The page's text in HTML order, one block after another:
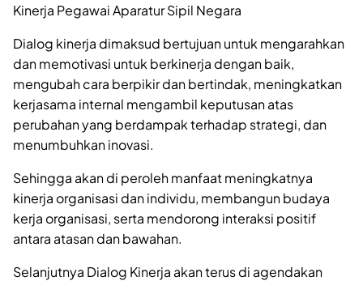
Kinerja Pegawai Aparatur Sipil Negara
Dialog kinerja dimaksud bertujuan untuk mengarahkan
dan memotivasi untuk berkinerja dengan baik,
mengubah cara berpikir dan bertindak, meningkatkan
kerjasama internal mengambil keputusan atas
perubahan yang berdampak terhadap strategi, dan
menumbuhkan inovasi.
Sehingga akan di peroleh manfaat meningkatnya
kinerja organisasi dan individu, membangun budaya
kerja organisasi, serta mendorong interaksi positif
antara atasan dan bawahan.
Selanjutnya Dialog Kinerja akan terus di agendakan